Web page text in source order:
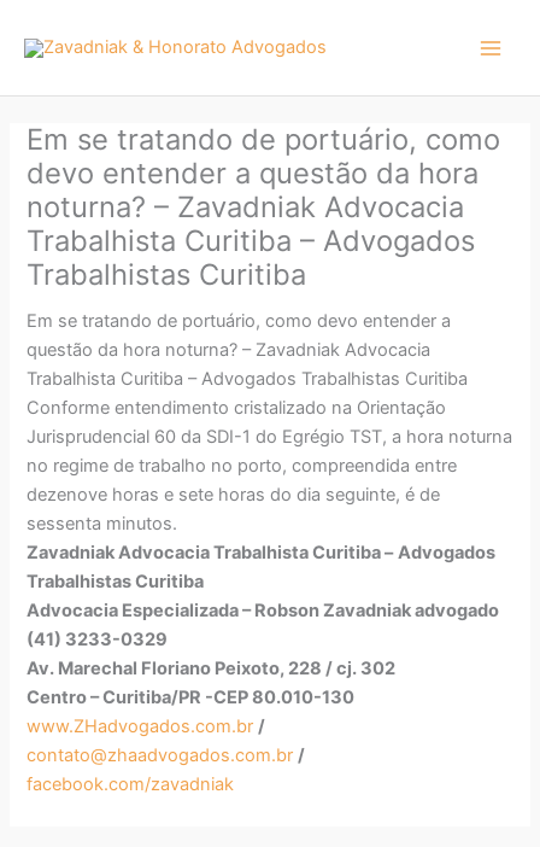
para
conteúdo
Em se tratando de portuário, como
devo entender a questão da hora
noturna? – Zavadniak Advocacia
Trabalhista Curitiba – Advogados
Trabalhistas Curitiba
Em se tratando de portuário, como devo entender a
questão da hora noturna? – Zavadniak Advocacia
Trabalhista Curitiba – Advogados Trabalhistas Curitiba
Conforme entendimento cristalizado na Orientação
Jurisprudencial 60 da SDI-1 do Egrégio TST, a hora noturna
no regime de trabalho no porto, compreendida entre
dezenove horas e sete horas do dia seguinte, é de
sessenta minutos.
Zavadniak Advocacia Trabalhista Curitiba – Advogados
Trabalhistas Curitiba
Advocacia Especializada – Robson Zavadniak advogado
(41) 3233-0329
Av. Marechal Floriano Peixoto, 228 / cj. 302
Centro – Curitiba/PR -CEP 80.010-130
www.ZHadvogados.com.br /
contato@zhaadvogados.com.br /
facebook.com/zavadniak